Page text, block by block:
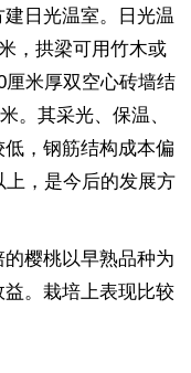
日光温室。日光温
，拱梁可用竹木或
米厚双空心砖墙结
。其采光、保温、
，钢筋结构成本偏
上，是今后的发展方
樱桃以早熟品种为
。栽培上表现比较